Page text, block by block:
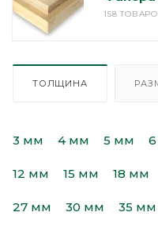
158
ТОЛЩИНА
3 мм 4 мм 5 мм
12 мм 15 мм 18 мм
27 мм 30 мм 35 мм